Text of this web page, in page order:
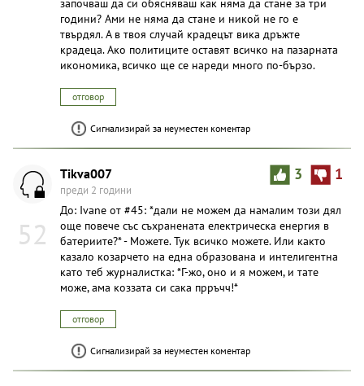
започваш да си обясняваш как няма да стане за три
години? Ами не няма да стане и никой не го е
твърдял. А в твоя случай крадецът вика дръжте
крадеца. Ако политиците оставят всичко на пазарната
икономика, всичко ще се нареди много по-бързо.
отговор
Сигнализирай за неуместен коментар
52
3 1
Tikva007
преди 2 години
До: Ivane от #45: *дали не можем да намалим този дял
още повече със съхранената електрическа енергия в
батериите?* - Можете. Тук всичко можете. Или както
казало козарчето на една образована и интелигентна
като теб журналистка: *Г-жо, оно и я можем, и тате
може, ама коззата си сака прръчч!*
отговор
Сигнализирай за неуместен коментар